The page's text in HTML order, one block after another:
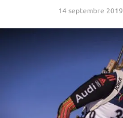
14 septembre 2019